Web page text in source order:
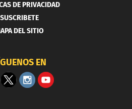
DE PRIVACIDAD
SUSCRIBETE
DEL SITIO
EN